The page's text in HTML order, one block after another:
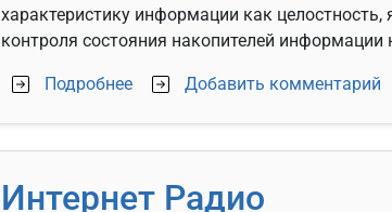
характеристику информации как
контроля состояния накопителей информации
Подробнеео Мониторинг состояния
Добавить комментарий
Интернет Радио